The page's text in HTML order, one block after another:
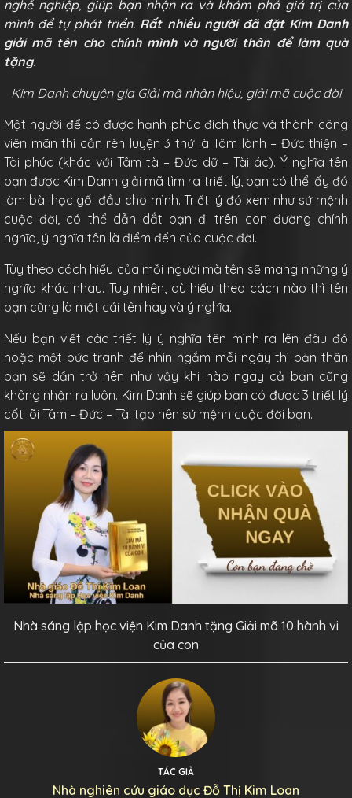
nghề nghiệp, giúp bạn nhận ra và khám phá giá trị của
mình để tự phát triển. Rất nhiều người đã đặt Kim Danh
giải mã tên cho chính mình và người thân để làm quà
tặng.
Kim Danh chuyên gia Giải mã nhân hiệu, giải mã cuộc đời
Một người để có được hạnh phúc đích thực và thành công
viên mãn thì cần rèn luyện 3 thứ là Tâm lành – Đức thiện –
Tài phúc (khác với Tâm tà – Đức dữ – Tài ác). Ý nghĩa tên
bạn được Kim Danh giải mã tìm ra triết lý, bạn có thể lấy đó
làm bài học gối đầu cho mình. Triết lý đó xem như sứ mệnh
cuộc đời, có thể dẫn dắt bạn đi trên con đường chính
nghĩa, ý nghĩa tên là điểm đến của cuộc đời.
Tùy theo cách hiểu của mỗi người mà tên sẽ mang những ý
nghĩa khác nhau. Tuy nhiên, dù hiểu theo cách nào thì tên
bạn cũng là một cái tên hay và ý nghĩa.
Nếu bạn viết các triết lý ý nghĩa tên mình ra lên đâu đó
hoặc một bức tranh để nhìn ngắm mỗi ngày thì bản thân
bạn sẽ dần trở nên như vậy khi nào ngay cả bạn cũng
không nhận ra luôn. Kim Danh sẽ giúp bạn có được 3 triết lý
cốt lõi Tâm – Đức – Tài tạo nên sứ mệnh cuộc đời bạn.
Nhà sáng lập học viện Kim Danh tặng Giải mã 10 hành vi
của con
TÁC GIẢ
Nhà nghiên cứu giáo dục Đỗ Thị Kim Loan